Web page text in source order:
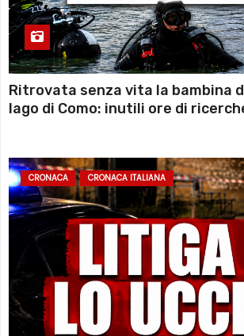
Ritrovata senza vita la bambina
lago di Como: inutili ore di
CRONACA CRONACA ITALIANA